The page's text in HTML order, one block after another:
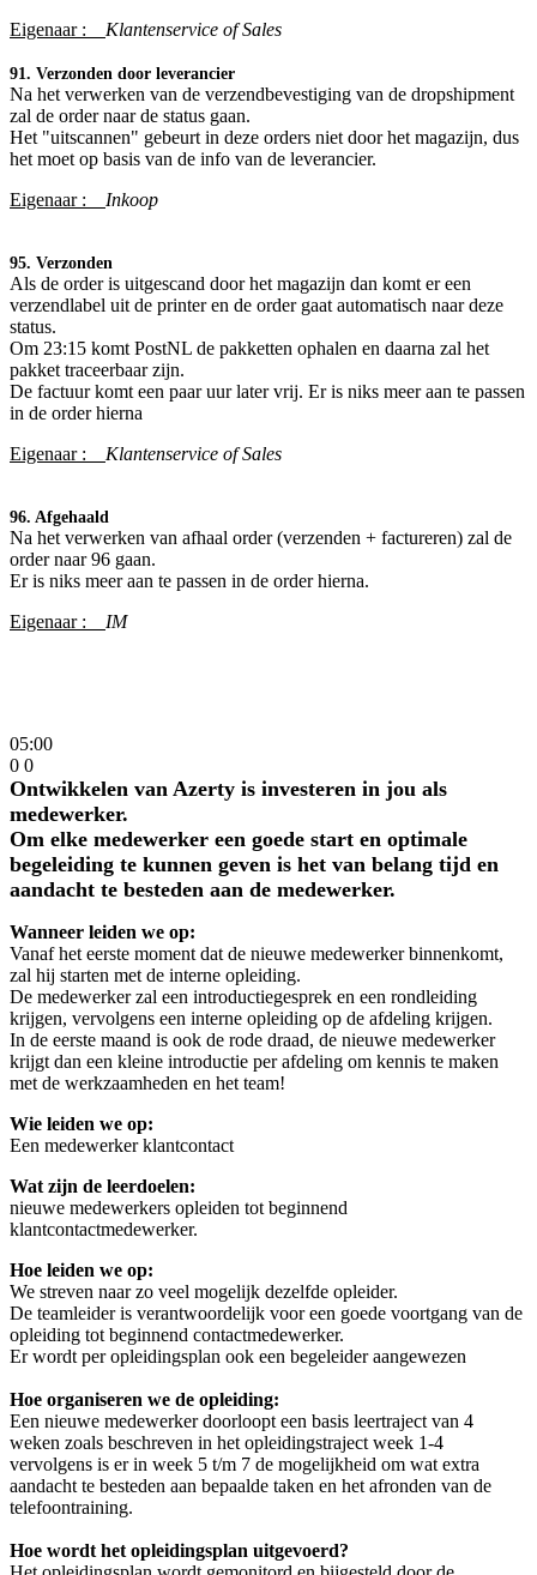
Eigenaar :
Klantenservice of Sales
91. Verzonden door leverancier
Na het verwerken van de verzendbevestiging van de dropshipment
zal de order naar de status gaan.
Het "uitscannen" gebeurt in deze orders niet door het magazijn, dus
het moet op basis van de info van de leverancier.
Eigenaar :
Inkoop
95. Verzonden
Als de order is uitgescand door het magazijn dan komt er een
verzendlabel uit de printer en de order gaat automatisch naar deze
status.
Om 23:15 komt PostNL de pakketten ophalen en daarna zal het
pakket traceerbaar zijn.
De factuur komt een paar uur later vrij. Er is niks meer aan te passen
in de order hierna
Eigenaar :
Klantenservice of Sales
96. Afgehaald
Na het verwerken van afhaal order (verzenden + factureren) zal de
order naar 96 gaan.
Er is niks meer aan te passen in de order hierna.
Eigenaar :
IM
05:00
0 0
Ontwikkelen van Azerty is investeren in jou als
medewerker.
Om elke medewerker een goede start en optimale
begeleiding te kunnen geven is het van belang tijd en
aandacht te besteden aan de medewerker.
Wanneer leiden we op:
Vanaf het eerste moment dat de nieuwe medewerker binnenkomt,
zal hij starten met de interne opleiding.
De medewerker zal een introductiegesprek en een rondleiding
krijgen, vervolgens een interne opleiding op de afdeling krijgen.
In de eerste maand is ook de rode draad, de nieuwe medewerker
krijgt dan een kleine introductie per afdeling om kennis te maken
met de werkzaamheden en het team!
Wie leiden we op:
Een medewerker klantcontact
Wat zijn de leerdoelen:
nieuwe medewerkers opleiden tot beginnend
klantcontactmedewerker.
Hoe leiden we op:
We streven naar zo veel mogelijk dezelfde opleider.
De teamleider is verantwoordelijk voor een goede voortgang van de
opleiding tot beginnend contactmedewerker.
Er wordt per opleidingsplan ook een begeleider aangewezen
Hoe organiseren we de opleiding:
Een nieuwe medewerker doorloopt een basis leertraject van 4
weken zoals beschreven in het opleidingstraject week 1-4
vervolgens is er in week 5 t/m 7 de mogelijkheid om wat extra
aandacht te besteden aan bepaalde taken en het afronden van de
telefoontraining.
Hoe wordt het opleidingsplan uitgevoerd?